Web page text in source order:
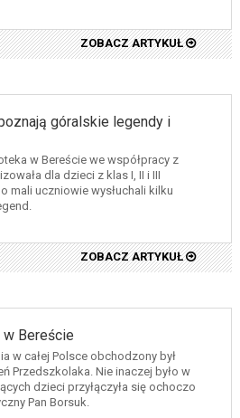
ZOBACZ ARTYKUŁ
góralskie legendy i
w Bereście we współpracy z
dla dzieci z klas I, II i III
mali uczniowie wysłuchali kilku
ZOBACZ ARTYKUŁ
Bereście
w całej Polsce obchodzony był
Przedszkolaka. Nie inaczej było w
dzieci przyłączyła się ochoczo
Pan Borsuk.